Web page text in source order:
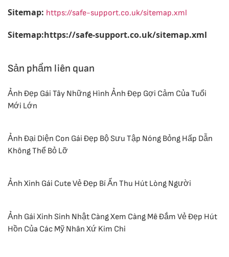
Sitemap: https://safe-support.co.uk/sitemap.xml
Sitemap:https://safe-support.co.uk/sitemap.xml
Sản phẩm liên quan
Ảnh Đẹp Gái Tây Những Hình Ảnh Đẹp Gợi Cảm Của Tuổi
Mới Lớn
Ảnh Đại Diện Con Gái Đẹp Bộ Sưu Tập Nóng Bỏng Hấp Dẫn
Không Thể Bỏ Lỡ
Ảnh Xinh Gái Cute Vẻ Đẹp Bí Ẩn Thu Hút Lòng Người
Ảnh Gái Xinh Sinh Nhật Càng Xem Càng Mê Đắm Vẻ Đẹp Hút
Hồn Của Các Mỹ Nhân Xứ Kim Chi